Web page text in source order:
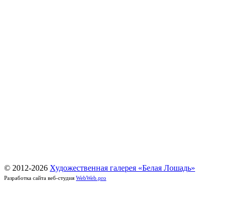
© 2012-2026 Художественная галерея «Белая Лошадь»
Разработка сайта веб-студия WebWeb.pro